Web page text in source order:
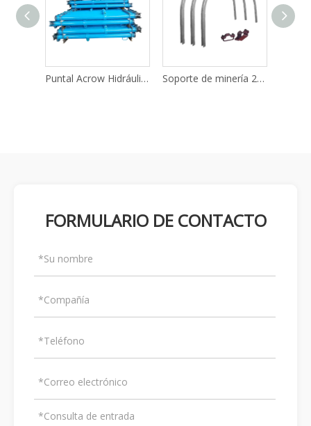
Máquina de pulverización de hormigón proyectado de mezcla húmeda automática eléctrica HSP-9 Puntal Acrow Hidráulico de Varilla DN22
FORMULARIO DE CONTACTO